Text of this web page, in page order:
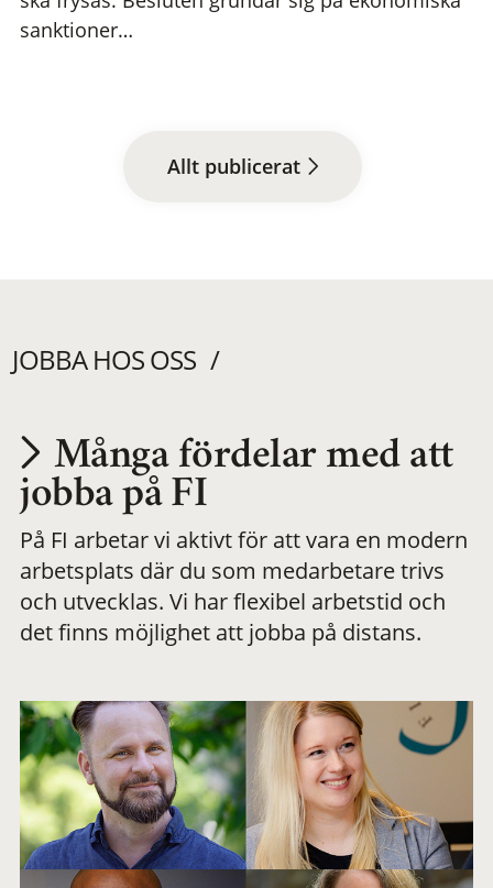
sanktioner…
Allt publicerat
JOBBA HOS OSS
Utvecklas på en
meningsfull och
flexibel
Många fördelar med att
jobba på FI
På FI arbetar vi aktivt för att vara en modern
arbetsplats där du som medarbetare trivs
och utvecklas. Vi har flexibel arbetstid och
det finns möjlighet att jobba på distans.